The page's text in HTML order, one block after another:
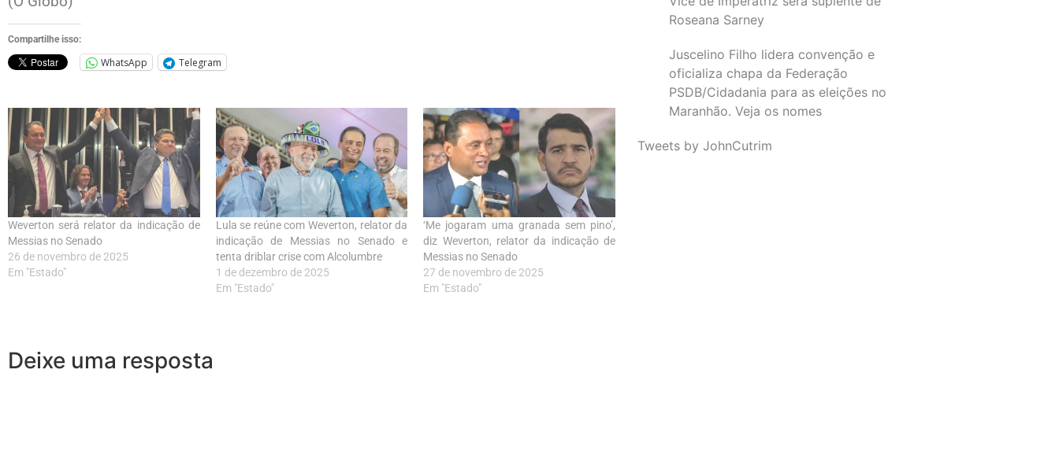
Compartilhe isso:
WhatsApp Telegram
Weverton será relator da indicação de
Messias no Senado
26 de novembro de 2025
Em "Estado"
Lula se reúne com Weverton, relator da
indicação de Messias no Senado e
tenta driblar crise com Alcolumbre
1 de dezembro de 2025
Em "Estado"
‘Me jogaram uma granada sem pino’,
diz Weverton, relator da indicação de
Messias no Senado
27 de novembro de 2025
Em "Estado"
Deixe uma resposta
Roseana Sarney
Juscelino Filho lidera convenção e
oficializa chapa da Federação
PSDB/Cidadania para as eleições no
Maranhão. Veja os nomes
Tweets by JohnCutrim